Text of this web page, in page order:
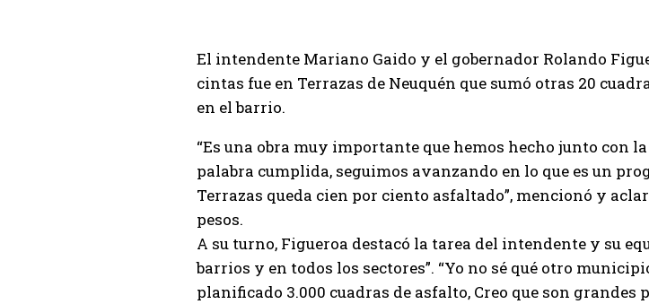
El intendente Mariano Gaido y el gobernador Rolando
cintas fue en Terrazas de Neuquén que sumó otras 20
en el barrio.
“Es una obra muy importante que hemos hecho junto con
palabra cumplida, seguimos avanzando en lo que es un
Terrazas queda cien por ciento asfaltado”, mencionó y
pesos.
A su turno, Figueroa destacó la tarea del intendente y su
barrios y en todos los sectores”. “Yo no sé qué otro
planificado 3.000 cuadras de asfalto, Creo que son